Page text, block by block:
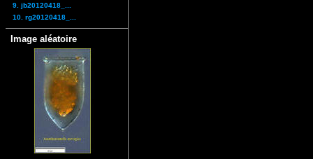
9. jb20120418_...
10. rg20120418_...
Image aléatoire